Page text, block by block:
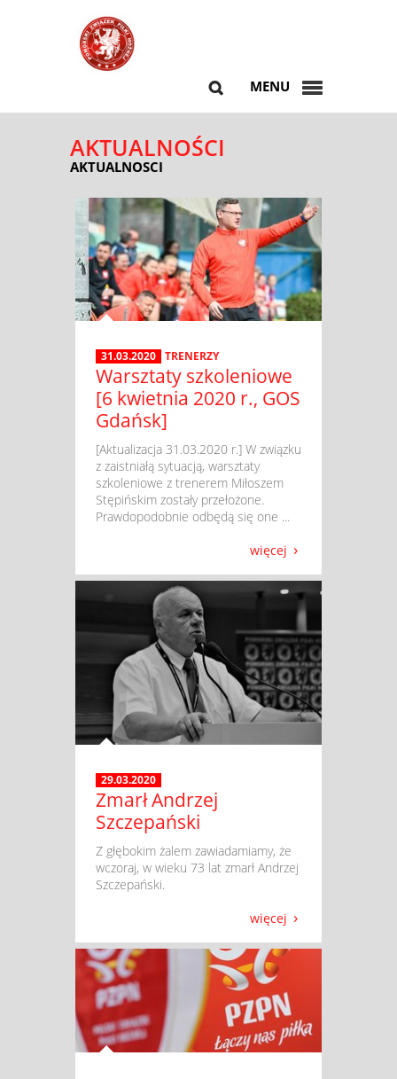
MENU
AKTUALNOŚCI
AKTUALNOSCI
31.03.2020 TRENERZY
Warsztaty szkoleniowe
[6 kwietnia 2020 r., GOS
Gdańsk]
​ [Aktualizacja 31.03.2020 r.] W związku
z zaistniałą sytuacją, warsztaty
szkoleniowe z trenerem Miłoszem
Stępińskim zostały przełożone.
Prawdopodobnie odbędą się one ...
więcej
29.03.2020
Zmarł Andrzej
Szczepański
​ Z głębokim żalem zawiadamiamy, że
wczoraj, w wieku 73 lat zmarł Andrzej
Szczepański.
więcej